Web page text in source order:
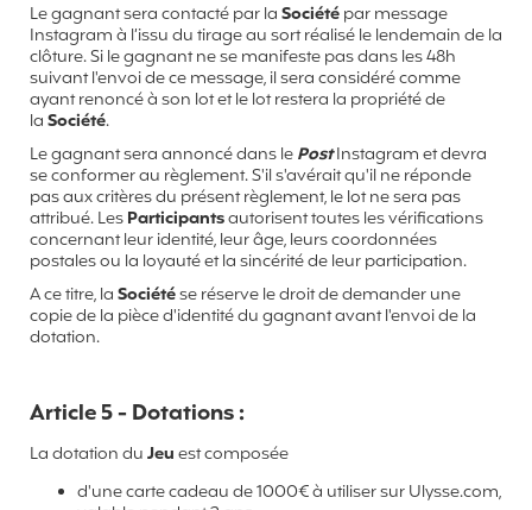
Le gagnant sera contacté par laSociétépar message
Instagram à l’issu du tirage au sort réalisé le lendemain de la
clôture. Si le gagnant ne se manifeste pas dans les 48h
suivant l'envoi de ce message, il sera considéré comme
ayant renoncé à son lot et le lot restera la propriété de
laSociété.
Le gagnant sera annoncé dans lePostInstagram et devra
se conformer au règlement. S'il s'avérait qu'il ne réponde
pas aux critères du présent règlement, le lot ne sera pas
attribué. LesParticipantsautorisent toutes les vérifications
concernant leur identité, leur âge, leurs coordonnées
postales ou la loyauté et la sincérité de leur participation.
A ce titre, laSociétése réserve le droit de demander une
copie de la pièce d'identité du gagnant avant l'envoi de la
dotation.
Article 5 - Dotations :
La dotation duJeuest composée
d'une carte cadeau de 1000€ à utiliser sur Ulysse.com,